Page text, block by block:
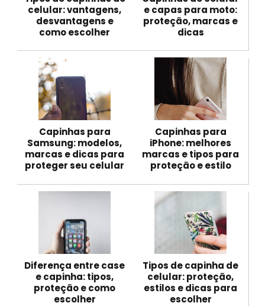
celular: vantagens,
desvantagens e
como escolher
e capas para moto:
proteção, marcas e
dicas
Capinhas para
Samsung: modelos,
marcas e dicas para
proteger seu celular
Capinhas para
iPhone: melhores
marcas e tipos para
proteção e estilo
Diferença entre case
e capinha: tipos,
proteção e como
escolher
Tipos de capinha de
celular: proteção,
estilos e dicas para
escolher